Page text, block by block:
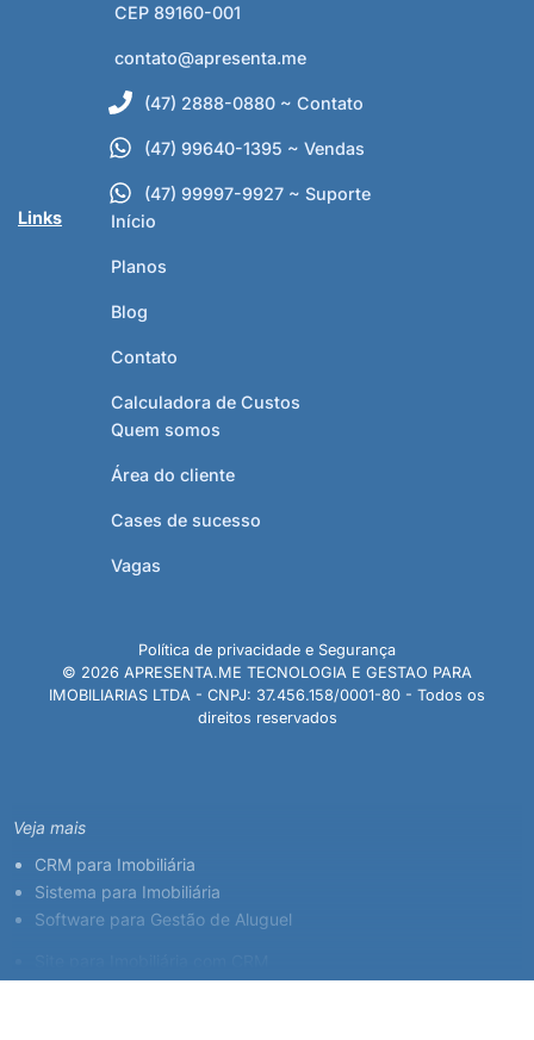
CEP 89160-001
contato@apresenta.me
(47) 2888-0880 ~ Contato
(47) 99640-1395 ~ Vendas
(47) 99997-9927 ~ Suporte
Links
Início
Planos
Blog
Contato
Calculadora de Custos
Quem somos
Área do cliente
Cases de sucesso
Vagas
© 2026 APRESENTA.ME TECNOLOGIA E GESTAO PARA
IMOBILIARIAS LTDA - CNPJ: 37.456.158/0001-80 - Todos os
direitos reservados
Política de privacidade e Segurança
Veja mais
CRM para Imobiliária
Sistema para Imobiliária
Software para Gestão de Aluguel